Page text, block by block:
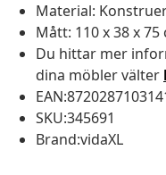
Material:
Mått: 110 x 38 x 75
Du hittar mer
dina möbler välter
SKU:345691
Brand:vidaXL